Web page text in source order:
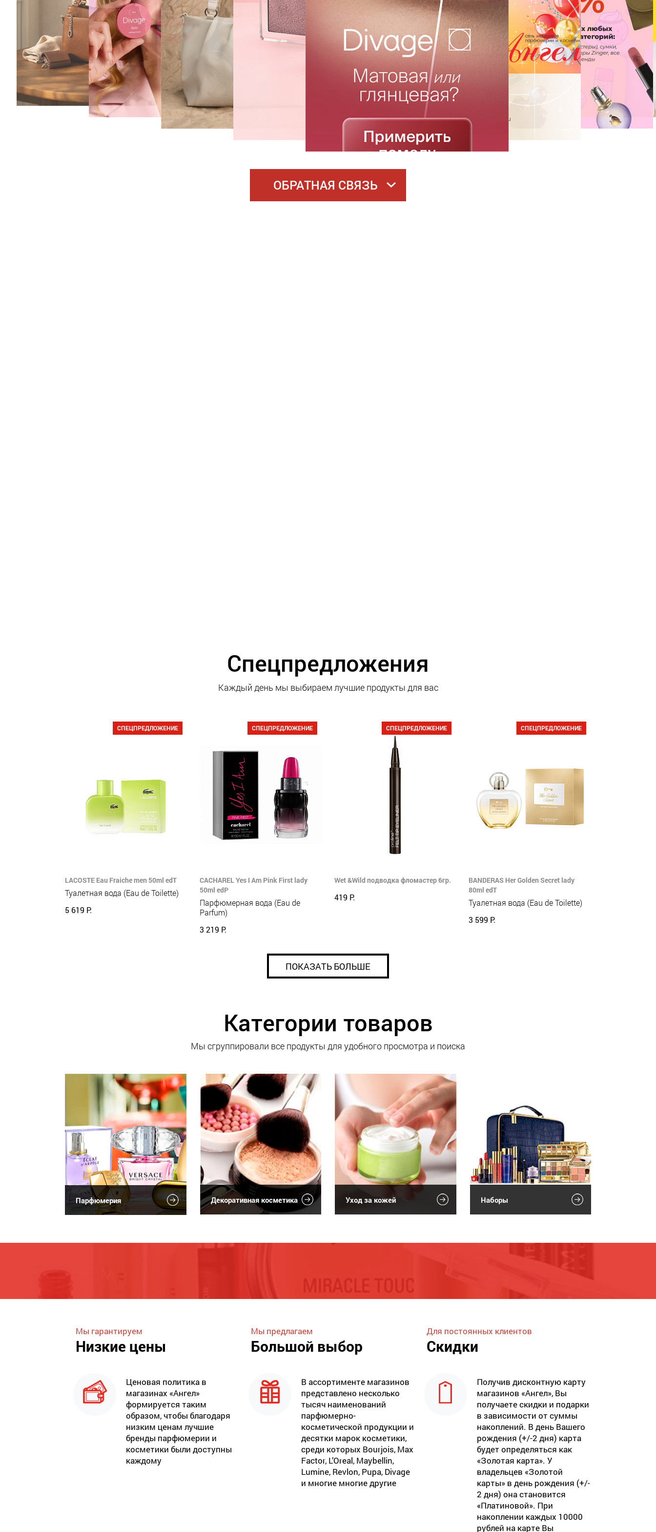
ОБРАТНАЯ СВЯЗЬ
Спецпредложения
Каждый день мы выбираем лучшие продукты для вас
СПЕЦПРЕДЛОЖЕНИЕ
LACOSTE Eau Fraiche men 50ml edT
Туалетная вода (Eau de Toilette)
5 619 Р.
СПЕЦПРЕДЛОЖЕНИЕ
CACHAREL Yes I Am Pink First lady
50ml edP
Парфюмерная вода (Eau de
Parfum)
3 219 Р.
СПЕЦПРЕДЛОЖЕНИЕ
Wet &Wild подводка фломастер 6гр.
419 Р.
СПЕЦПРЕДЛОЖЕНИЕ
BANDERAS Her Golden Secret lady
80ml edT
Туалетная вода (Eau de Toilette)
3 599 Р.
ПОКАЗАТЬ БОЛЬШЕ
Категории товаров
Мы сгруппировали все продукты для удобного просмотра и поиска
Парфюмерия Декоративная косметика Уход за кожей Наборы
Мы гарантируем
Низкие цены
Ценовая политика в
магазинах «Ангел»
формируется таким
образом, чтобы благодаря
низким ценам лучшие
бренды парфюмерии и
косметики были доступны
каждому
Мы предлагаем
Большой выбор
В ассортименте магазинов
представлено несколько
тысяч наименований
парфюмерно-
косметической продукции и
десятки марок косметики,
среди которых Bourjois, Max
Factor, L’Oreal, Maybellin,
Lumine, Revlon, Pupa, Divage
и многие многие другие
Для постоянных клиентов
Скидки
Получив дисконтную карту
магазинов «Ангел», Вы
получаете скидки и подарки
в зависимости от суммы
накоплений. В день Вашего
рождения (+/-2 дня) карта
будет определяться как
«Золотая карта». У
владельцев «Золотой
карты» в день рождения (+/-
2 дня) она становится
«Платиновой». При
накоплении каждых 10000
рублей на карте Вы